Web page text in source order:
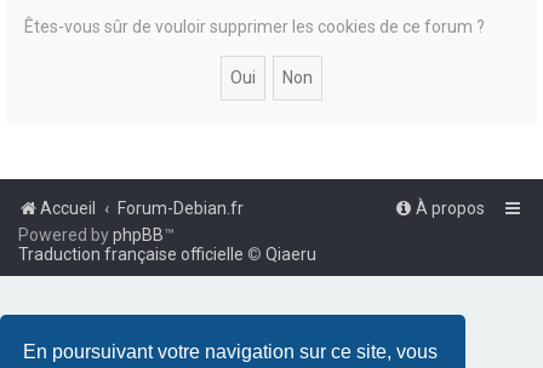
En poursuivant votre navigation sur ce site, vous
Êtes-vous sûr de vouloir supprimer les cookies de ce forum ?
Accueil Forum-Debian.fr
À propos
Powered byphpBB™
Traduction française officielle © Qiaeru